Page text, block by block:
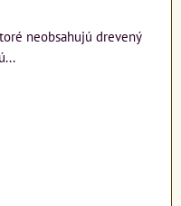
neobsahujú drevený